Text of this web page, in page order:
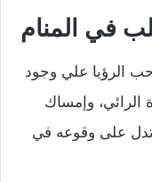
في المنام
الرؤيا علي وجود
وإمساك
تدل على وقوعه في